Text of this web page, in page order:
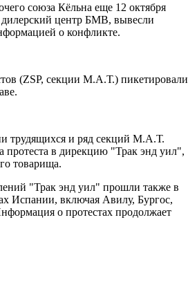
союза Кёльна еще 12 октября
центр БМВ, вывесли
о конфликте.
(ZSP, секции М.А.Т.) пикетировали
трудящихся и ряд секций М.А.Т.
протеста в дирекцию "Трак энд уил",
товарища.
"Трак энд уил" прошли также в
Испании, включая Авилу, Бургос,
о протестах продолжает